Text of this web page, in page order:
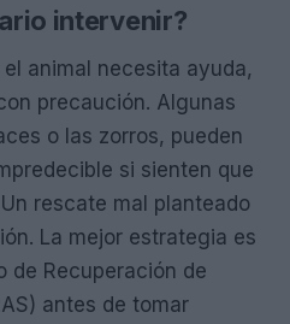
intervenir?
animal necesita ayuda,
precaución. Algunas
o las zorros, pueden
si sienten que
rescate mal planteado
La mejor estrategia es
de Recuperación de
antes de tomar